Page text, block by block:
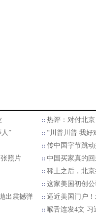
热评：对付北
”
“川普川普 我好
传中国字节跳
照片
中国买家真的
稀土之后，北
这家美国初创
出震撼弹
逼近美国门户
喉舌连发4文 习